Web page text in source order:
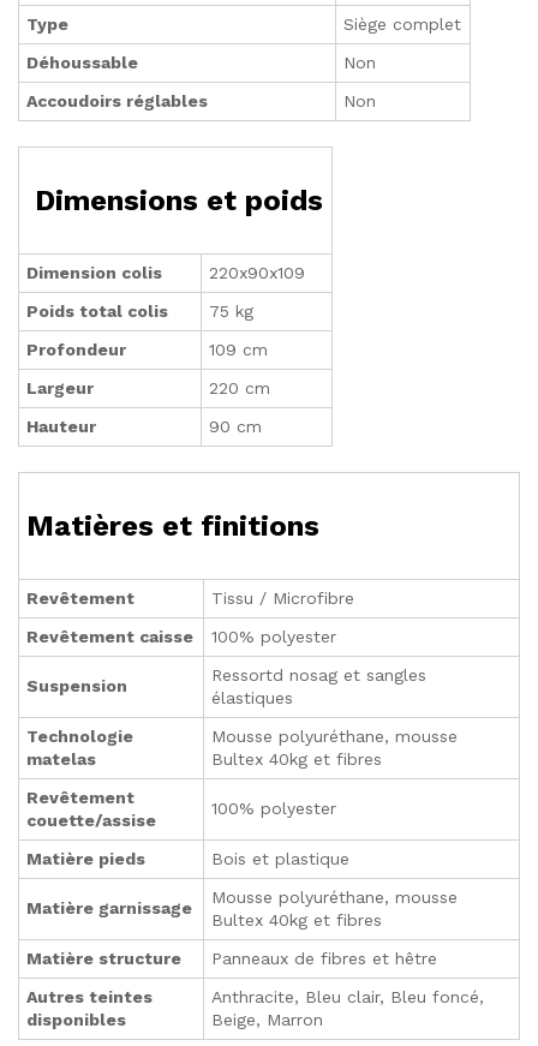
Type
Siège complet
Déhoussable
Non
Accoudoirs réglables
Non
Dimensions et poids
Dimension colis
220x90x109
Poids total colis
75 kg
Profondeur
109 cm
Largeur
220 cm
Hauteur
90 cm
Matières et finitions
Revêtement
Tissu / Microfibre
Revêtement caisse
100% polyester
Suspension
Ressortd nosag et sangles
élastiques
Technologie
matelas
Mousse polyuréthane, mousse
Bultex 40kg et fibres
Revêtement
couette/assise
100% polyester
Matière pieds Bois et plastique
Matière garnissage
Mousse polyuréthane, mousse
Bultex 40kg et fibres
Matière structure
Panneaux de fibres et hêtre
Autres teintes
disponibles
Anthracite, Bleu clair, Bleu foncé,
Beige, Marron